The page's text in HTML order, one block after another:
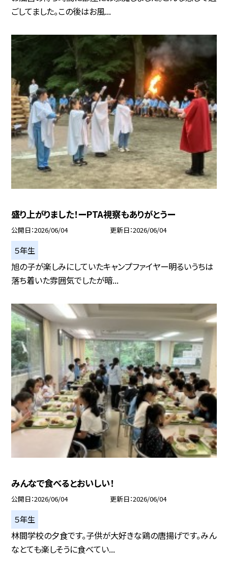
ごしてました。この後はお風...
盛り上がりました！ーPTA視察もありがとうー
公開日 2026/06/04 更新日 2026/06/04
５年生
旭の子が楽しみにしていたキャンプファイヤー明るいうちは
落ち着いた雰囲気でしたが暗...
みんなで食べるとおいしい！
公開日 2026/06/04 更新日 2026/06/04
５年生
林間学校の夕食です。子供が大好きな鶏の唐揚げです。みん
なとても楽しそうに食べてい...